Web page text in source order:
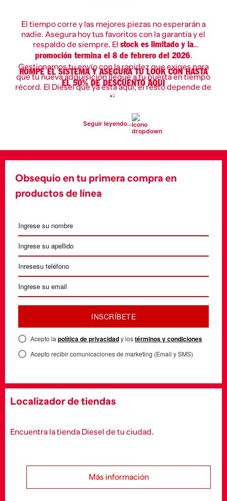
El tiempo corre y las mejores piezas no esperarán a
nadie. Asegura hoy tus favoritos con la garantía y el
respaldo de siempre. Elstock es limitado y la
promoción termina el 8 de febrero del 2026.
Gestionamos tu envío con la rapidez que exiges para
que tu nueva adquisición llegue a tu puerta en tiempo
récord. El Diesel que ya está aquí; el resto depende de
ti.
ROMPE EL SISTEMA Y ASEGURA TU LOOK CON HASTA
EL 50% DE DESCUENTO AQUÍ
Seguir leyendo...
Obsequio en tu primera compra en
productos de línea
INSCRÍBETE
Acepto la política de privacidady lostérminos y condiciones
Acepto recibir comunicaciones de marketing (Email y SMS)
Localizador de tiendas
Encuentra la tienda Diesel de tu ciudad.
Más información